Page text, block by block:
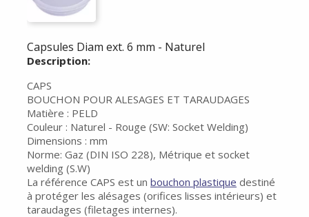
Capsules Diam ext. 6 mm - Naturel
Description:
CAPS
BOUCHON POUR ALESAGES ET TARAUDAGES
Matière : PELD
Couleur : Naturel - Rouge (SW: Socket Welding)
Dimensions : mm
Norme: Gaz (DIN ISO 228), Métrique et socket
welding (S.W)
La référence CAPS est un bouchon plastique destiné
à protéger les alésages (orifices lisses intérieurs) et
taraudages (filetages internes).